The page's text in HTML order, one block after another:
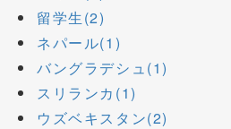
留学生(2)
ネパール(1)
バングラデシュ(1)
スリランカ(1)
ウズベキスタン(2)